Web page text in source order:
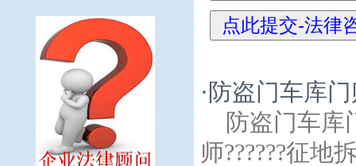
· 防盗门车库
防盗门车库
师??????征地